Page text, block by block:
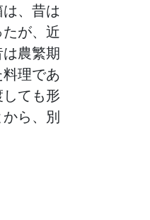
、昔は
が、近
農繁期
理であ
ても形
ら、別